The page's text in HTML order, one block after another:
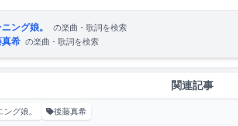
ング娘。 の楽曲・歌詞を検索
希 の楽曲・歌詞を検索
関連記事
ング娘。 後藤真希